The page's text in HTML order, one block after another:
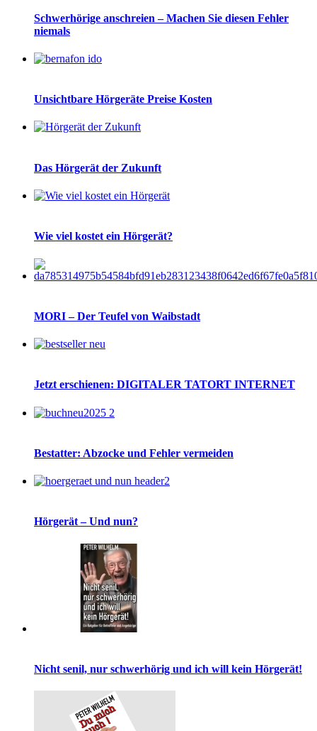
Schwerhörige anschreien – Machen Sie diesen Fehler
niemals
Unsichtbare Hörgeräte Preise Kosten
Das Hörgerät der Zukunft
Wie viel kostet ein Hörgerät?
MORI – Der Teufel von Waibstadt
Jetzt erschienen: DIGITALER TATORT INTERNET
Bestatter: Abzocke und Fehler vermeiden
Hörgerät – Und nun?
Nicht senil, nur schwerhörig und ich will kein Hörgerät!